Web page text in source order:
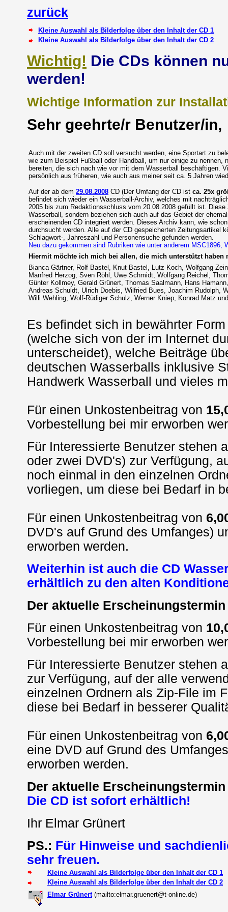
zurück
Kleine Auswahl als Bilderfolge über den Inhalt der CD 1
Kleine Auswahl als Bilderfolge über den Inhalt der CD 2
Wichtig! Die CDs können
werden!
Wichtige Information zur
Sehr geehrte/r Benutzer/in,
Auch mit der zweiten CD soll versucht werden, eine Sportart zu
wie zum Beispiel Fußball oder Handball, um nur einige zu
bereiten, die sich nach wie vor mit dem Wasserball beschäftigen.
persönlich aus früheren, wie auch aus meiner seit ca. 5 Jahren
Auf der ab dem 29.08.2008 CD (Der Umfang der CD ist ca. 25x
befindet sich wieder ein Wasserball-Archiv, welches mit
2005 bis zum Redaktionsschluss vom 20.08.2008 gefüllt ist. Diese
Wasserball, sondern beziehen sich auch auf das Gebiet der
erscheinenden CD integriert werden. Dieses Archiv kann, wie
durchsucht werden. Alle auf der CD gespeicherten Zeitungsartikel
Schlagwort-, Jahreszahl und Personensuche gefunden werden.
Neu dazu gekommen sind Rubriken wie unter anderem MSC1896,
Hiermit möchte ich mich bei allen, die mich unterstützt haben
Bianca Gärtner, Rolf Bastel, Knut Bastel, Lutz Koch, Wolfgang
Manfred Herzog, Sven Röhl, Uwe Schmidt, Wolfgang Reichel,
Günter Kollmey, Gerald Grünert, Thomas Saalmann, Hans
Andreas Schuldt, Ulrich Doebis, Wilfried Bues, Joachim Rudolph,
Willi Wehling, Wolf-Rüdiger Schulz, Werner Kniep, Konrad Matz
Es befindet sich in bewährter
(welche sich von der im Internet
unterscheidet), welche Beiträge
deutschen Wasserballs inklusive
Handwerk Wasserball und vieles
Für einen Unkostenbeitrag von
Vorbestellung bei mir erworben
Für Interessierte Benutzer stehen
oder zwei DVD's) zur Verfügung,
noch einmal in den einzelnen
vorliegen, um diese bei Bedarf in
Für einen Unkostenbeitrag von
DVD's auf Grund des Umfanges)
erworben werden.
Weiterhin ist auch die CD
erhältlich zu den alten
Der aktuelle
Für einen Unkostenbeitrag von
Vorbestellung bei mir erworben
Für Interessierte Benutzer stehen
zur Verfügung, auf der alle
einzelnen Ordnern als Zip-File im
diese bei Bedarf in besserer
Für einen Unkostenbeitrag von
eine DVD auf Grund des
erworben werden.
Der aktuelle
Die CD ist sofort erhältlich!
Ihr Elmar Grünert
PS.: Für Hinweise und
sehr freuen.
Kleine Auswahl als Bilderfolge über den Inhalt der CD 1
Kleine Auswahl als Bilderfolge über den Inhalt der CD 2
Elmar Grünert (mailto:elmar.gruenert@t-online.de)